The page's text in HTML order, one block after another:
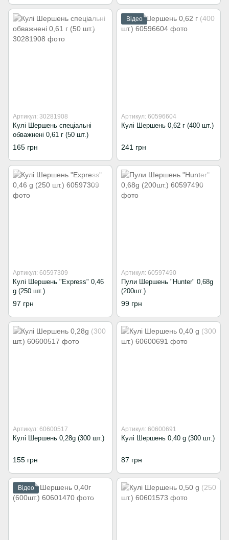
Артикул: 30281908
Кулі Шершень спеціальні
обважнені 0,61 г (50 шт.)
165 грн
Відео
Артикул: 60596604
Кулі Шершень 0,62 г (400 шт.)
241 грн
Артикул: 60597309
Кулі Шершень "Express" 0,46
g (250 шт.)
97 грн
Артикул: 60597490
Пули Шершень "Hunter" 0,68g
(200шт.)
99 грн
Артикул: 60600517
Кулі Шершень 0,28g (300 шт.)
155 грн
Артикул: 60600691
Кулі Шершень 0,40 g (300 шт.)
87 грн
Відео